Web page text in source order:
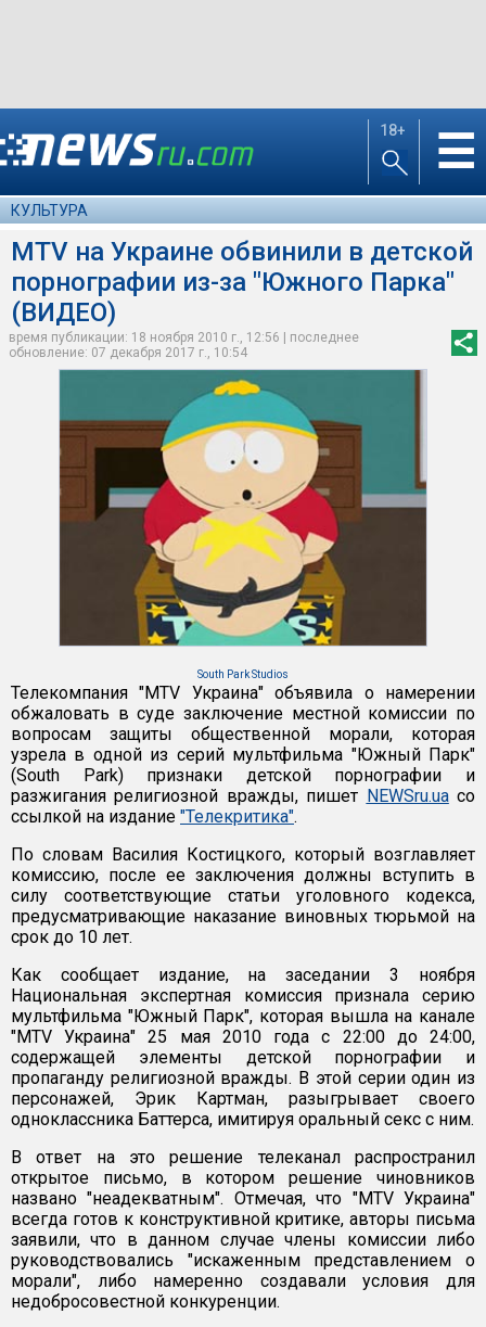
18+ ☰
КУЛЬТУРА
MTV на Украине обвинили в детской
порнографии из-за "Южного Парка"
(ВИДЕО)
время публикации: 18 ноября 2010 г., 12:56 | последнее
обновление: 07 декабря 2017 г., 10:54
South Park Studios
Телекомпания "MTV Украина" объявила о намерении
обжаловать в суде заключение местной комиссии по
вопросам защиты общественной морали, которая
узрела в одной из серий мультфильма "Южный Парк"
(South Park) признаки детской порнографии и
разжигания религиозной вражды, пишет NEWSru.uaсо
ссылкой на издание "Телекритика".
По словам Василия Костицкого, который возглавляет
комиссию, после ее заключения должны вступить в
силу соответствующие статьи уголовного кодекса,
предусматривающие наказание виновных тюрьмой на
срок до 10 лет.
Как сообщает издание, на заседании 3 ноября
Национальная экспертная комиссия признала серию
мультфильма "Южный Парк", которая вышла на канале
"MTV Украина" 25 мая 2010 года с 22:00 до 24:00,
содержащей элементы детской порнографии и
пропаганду религиозной вражды. В этой серии один из
персонажей, Эрик Картман, разыгрывает своего
одноклассника Баттерса, имитируя оральный секс с ним.
В ответ на это решение телеканал распространил
открытое письмо, в котором решение чиновников
названо "неадекватным". Отмечая, что "MTV Украина"
всегда готов к конструктивной критике, авторы письма
заявили, что в данном случае члены комиссии либо
руководствовались "искаженным представлением о
морали", либо намеренно создавали условия для
недобросовестной конкуренции.